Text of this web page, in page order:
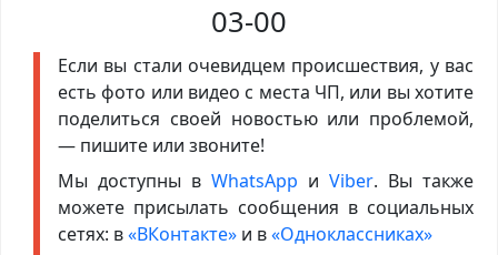
03-00
Если вы стали очевидцем происшествия, у вас
есть фото или видео с места ЧП, или вы хотите
поделиться своей новостью или проблемой,
— пишите или звоните!
Мы доступны в WhatsApp иViber. Вы также
можете присылать сообщения в социальных
сетях: в«ВКонтакте»и в«Одноклассниках»